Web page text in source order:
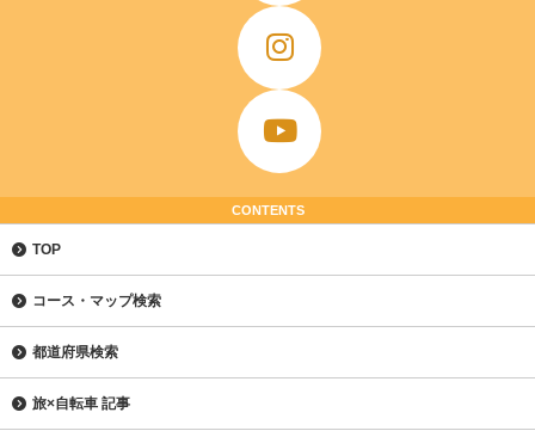
CONTENTS
TOP
コース・マップ検索
都道府県検索
旅×自転車 記事